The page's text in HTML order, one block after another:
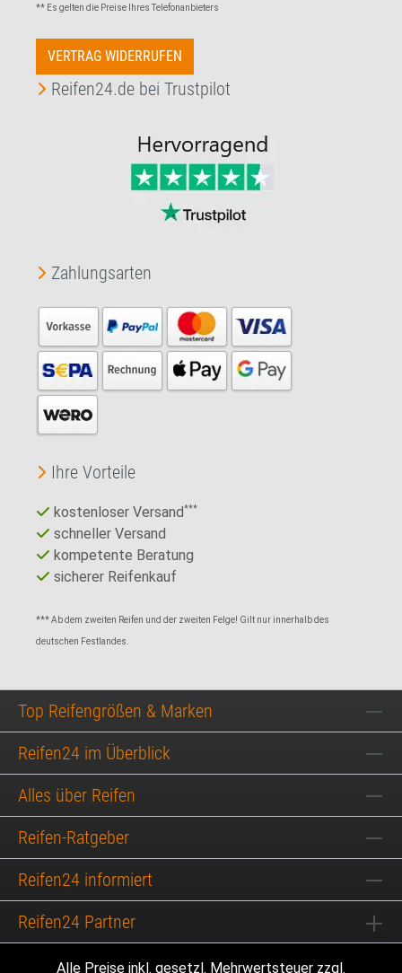
** Es gelten die Preise Ihres Telefonanbieters
VERTRAG WIDERRUFEN
Reifen24.de bei Trustpilot
Zahlungsarten
Ihre Vorteile
kostenloser Versand***
schneller Versand
kompetente Beratung
sicherer Reifenkauf
*** Ab dem zweiten Reifen und der zweiten Felge! Gilt nur innerhalb des
deutschen Festlandes.
Top Reifengrößen & Marken
Reifen24 im Überblick
Alles über Reifen
Reifen-Ratgeber
Reifen24 informiert
Reifen24 Partner
Alle Preise inkl. gesetzl. Mehrwertsteuer zzgl.